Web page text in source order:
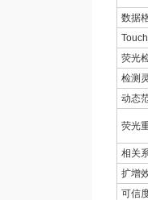
数据
荧光
检测
动态
荧光
相关
扩增
可信